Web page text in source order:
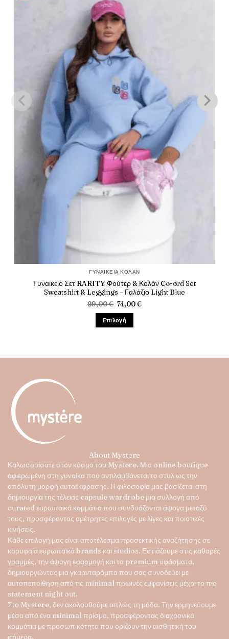
ΓΥΝΑΙΚΕΊΑ ΚΟΛΆΝ
Γυναικείο Σετ RARITY Φούτερ & Κολάν Co-ord Set
Sweatshirt & Leggings – Γαλάζιο Light Blue
89,00€ Original
price
was:
89,00 €.
74,00€Η
Επιλογή
σελίδα
του
προϊόντος
About Mystere
Καλωσορίσατε στον κόσμο του Mystere. Μια online boutique
αφιερωμένη στη γυναίκα που αντιλαμβάνεται το στυλ ως την
απόλυτη μορφή αυτοέκφρασης. Η φιλοσοφία μας βασίζεται στη
δημιουργία της τέλειας capsule wardrobe μια συλλογή από
curated ευρωπαϊκά κομμάτια που συνδυάζονται άψογα μεταξύ
τους, προσφέροντας αμέτρητες επιλογές με λίγες και ποιοτικές
κινήσεις.
Κάθε επιλογή μας είναι αποτέλεσμα προσεκτικής αναζήτησης σε
κορυφαία ευρωπαϊκά brands και studios. Εστιάζουμε στις καθαρές
γραμμές, την άψογη εφαρμογή και τα premium υφάσματα,
δημιουργώντας μια γκαρνταρόμπα που σας συνοδεύει με
αυτοπεποίθηση από τις minimal πρωινές εμφανίσεις μέχρι το πιο
statement night out.
Στο Mystere, δεν ακολουθούμε απλώς τη μόδα. Την ερμηνεύουμε
μέσα από ένα minimal πρίσμα, προσφέροντας διαχρονικά
κομμάτια με προσωπικότητα που ορίζουν την αισθητική του
σήμερα.